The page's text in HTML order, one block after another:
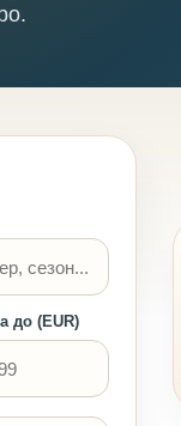
до (EUR)